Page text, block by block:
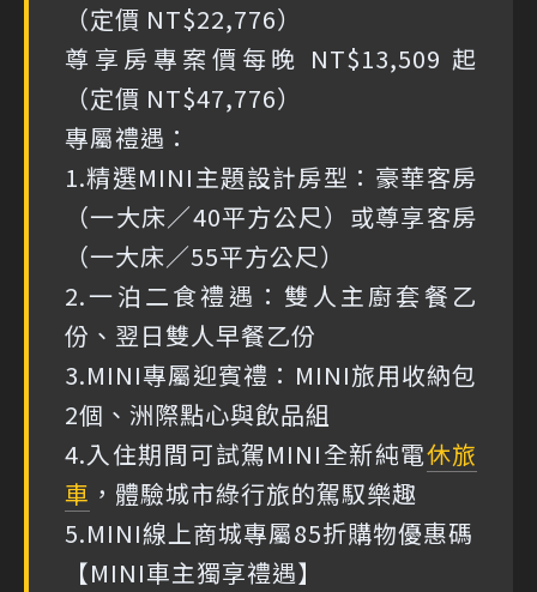
（定價 NT$22,776）
尊享房專案價每晚 NT$13,509 起
（定價 NT$47,776）
專屬禮遇：
1.精選MINI主題設計房型：豪華客房
（一大床／40平方公尺）或尊享客房
（一大床／55平方公尺）
2.一泊二食禮遇：雙人主廚套餐乙
份、翌日雙人早餐乙份
3.MINI專屬迎賓禮：MINI旅用收納包
2個、洲際點心與飲品組
4.入住期間可試駕MINI全新純電休旅
車 ，體驗城市綠行旅的駕馭樂趣
5.MINI線上商城專屬85折購物優惠碼
【MINI車主獨享禮遇】